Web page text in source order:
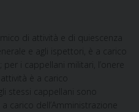
di attività e di quiescenza
e agli ispettori, è a carico
i cappellani militari, l’onere
è a carico
stessi cappellani sono
carico dell’Amministrazione